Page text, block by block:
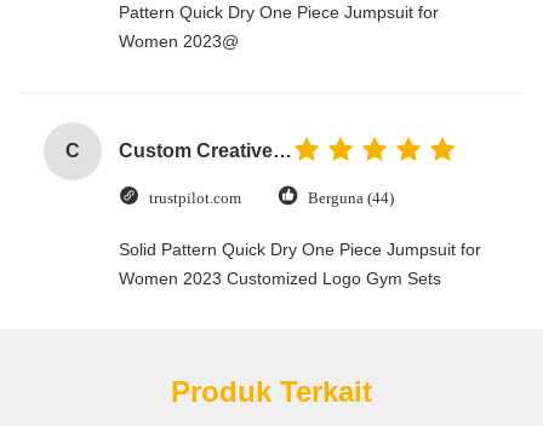
Pattern Quick Dry One Piece Jumpsuit for
Women 2023@
C Custom Creative Goodie Christmas Kraft Paper Gift Bag with Your Own Logo for Xmas Decorative Party
trustpilot.com Berguna (44)
Solid Pattern Quick Dry One Piece Jumpsuit for
Women 2023 Customized Logo Gym Sets
Produk Terkait